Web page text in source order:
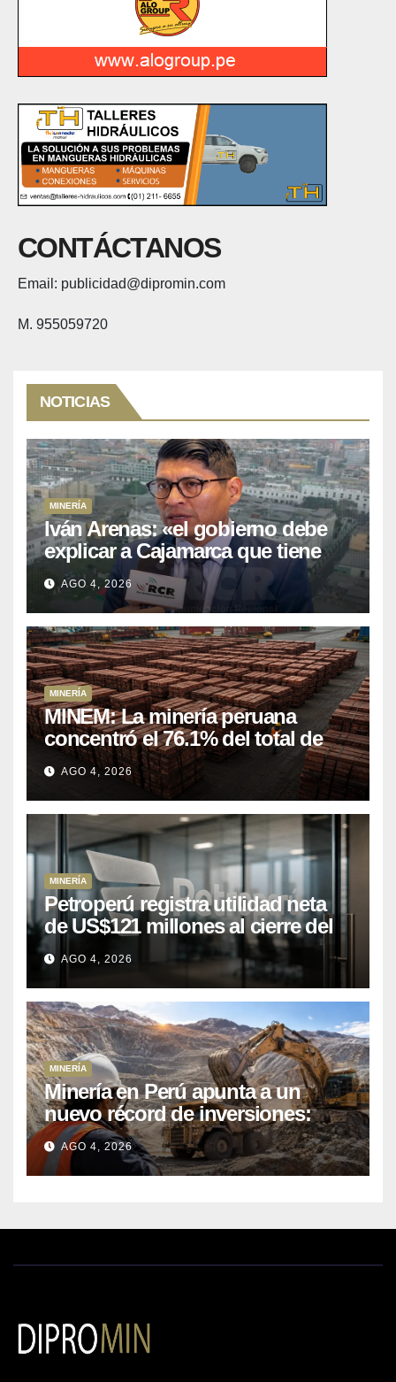
CONTÁCTANOS
Email: publicidad@dipromin.com
M. 955059720
NOTICIAS
MINERÍA
Iván Arenas: «el gobierno debe
explicar a Cajamarca que tiene
US$ 16 mil millones en proyectos
mineros para salir de la pobreza
AGO 4, 2026
MINERÍA
MINEM: La minería peruana
concentró el 76.1% del total de
las exportaciones nacionales
entre enero y abril de 2026
AGO 4, 2026
MINERÍA
Petroperú registra utilidad neta
de US$121 millones al cierre del
primer semestre 2026
AGO 4, 2026
MINERÍA
Minería en Perú apunta a un
nuevo récord de inversiones:
crecen los petitorios y el FMI
insta a destrabar proyectos
AGO 4, 2026